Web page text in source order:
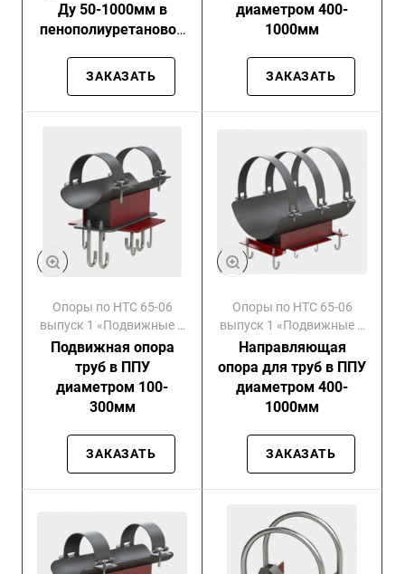
Ду 50-1000мм в
пенополиуретановой
металлической
ЗАКАЗАТЬ
диаметром 400-
1000мм
ЗАКАЗАТЬ
Опоры по НТС 65-06
выпуск 1 «Подвижные и
направляющие»
Подвижная опора
труб в ППУ
диаметром 100-
300мм
ЗАКАЗАТЬ
Опоры по НТС 65-06
выпуск 1 «Подвижные и
направляющие»
Направляющая
опора для труб в ППУ
диаметром 400-
1000мм
ЗАКАЗАТЬ